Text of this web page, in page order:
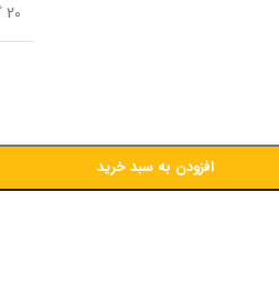
20 گرم
افزودن به سبد خرید